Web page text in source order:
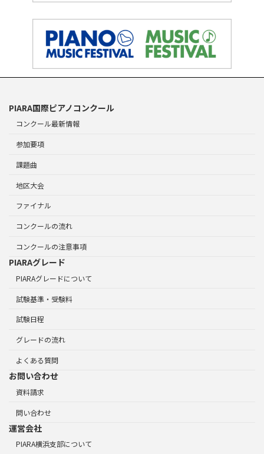
PIARA国際ピアノコンクール
コンクール最新情報
参加要項
課題曲
地区大会
ファイナル
コンクールの流れ
コンクールの注意事項
PIARAグレード
PIARAグレードについて
試験基準・受験料
試験日程
グレードの流れ
よくある質問
お問い合わせ
資料請求
問い合わせ
運営会社
PIARA横浜支部について